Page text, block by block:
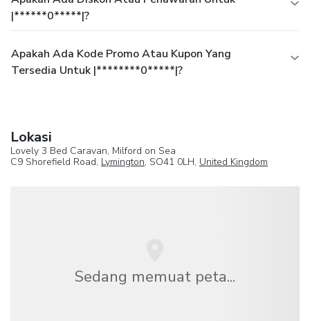
|******0*****|?
Apakah Ada Kode Promo Atau Kupon Yang
Tersedia Untuk |********0*****|?
Lokasi
Lovely 3 Bed Caravan, Milford on Sea
C9 Shorefield Road, Lymington, SO41 0LH, United Kingdom
Sedang memuat peta...